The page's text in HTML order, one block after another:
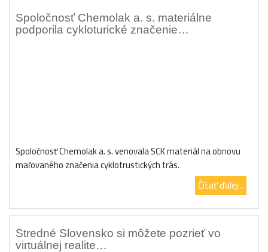
Spoločnosť Chemolak a. s. materiálne
podporila cykloturické značenie…
Spoločnosť Chemolak a. s. venovala SCK materiál na obnovu
maľovaného značenia cyklotrustických trás.
Čítať ďalej...
Stredné Slovensko si môžete pozrieť vo
virtuálnej realite…